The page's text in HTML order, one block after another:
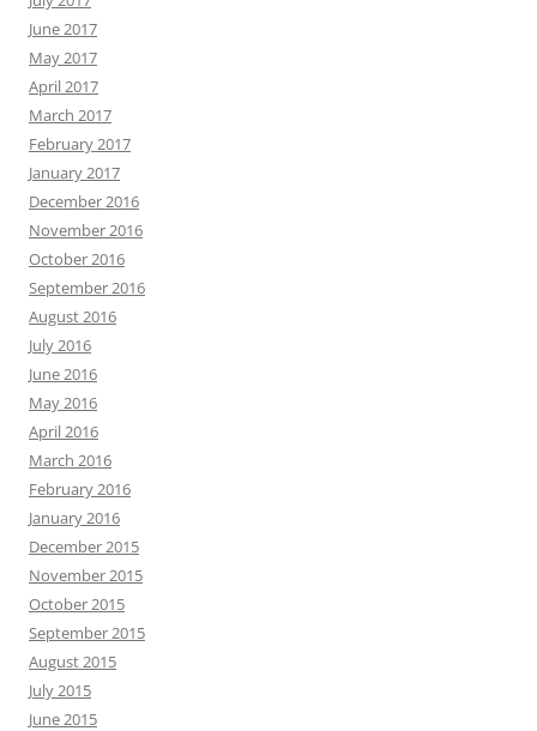
June 2017
May 2017
April 2017
March 2017
February 2017
January 2017
December 2016
November 2016
October 2016
September 2016
August 2016
July 2016
June 2016
May 2016
April 2016
March 2016
February 2016
January 2016
December 2015
November 2015
October 2015
September 2015
August 2015
July 2015
June 2015